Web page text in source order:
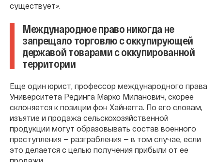
существует».
Международное право никогда не
запрещало торговлю с оккупирующей
державой товарами с оккупированной
территории
Еще один юрист, профессор международного права
Университета Рединга Марко Миланович, скорее
склоняется к позиции фон Хайнегга. По его словам,
изъятие и продажа сельскохозяйственной
продукции могут образовывать состав военного
преступления — разграбления — в том случае, если
это делается с целью получения прибыли от ее